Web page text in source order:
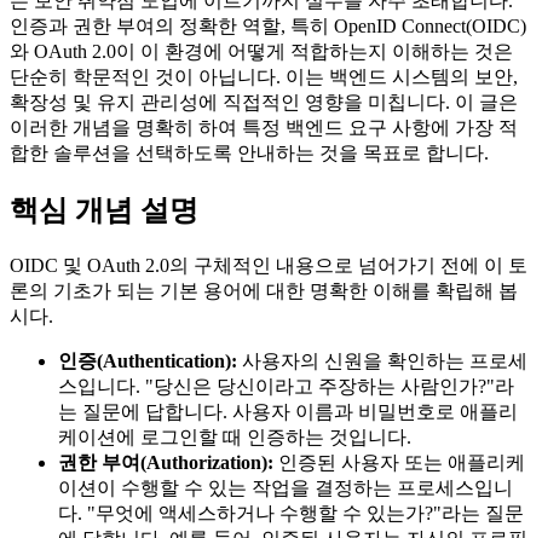
인증과 권한 부여의 정확한 역할, 특히 OpenID Connect(OIDC)
와 OAuth 2.0이 이 환경에 어떻게 적합하는지 이해하는 것은
단순히 학문적인 것이 아닙니다. 이는 백엔드 시스템의 보안,
확장성 및 유지 관리성에 직접적인 영향을 미칩니다. 이 글은
이러한 개념을 명확히 하여 특정 백엔드 요구 사항에 가장 적
합한 솔루션을 선택하도록 안내하는 것을 목표로 합니다.
핵심 개념 설명
OIDC 및 OAuth 2.0의 구체적인 내용으로 넘어가기 전에 이 토
론의 기초가 되는 기본 용어에 대한 명확한 이해를 확립해 봅
시다.
인증(Authentication): 사용자의 신원을 확인하는 프로세
스입니다. "당신은 당신이라고 주장하는 사람인가?"라
는 질문에 답합니다. 사용자 이름과 비밀번호로 애플리
케이션에 로그인할 때 인증하는 것입니다.
권한 부여(Authorization): 인증된 사용자 또는 애플리케
이션이 수행할 수 있는 작업을 결정하는 프로세스입니
다. "무엇에 액세스하거나 수행할 수 있는가?"라는 질문